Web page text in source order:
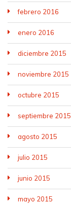
febrero 2016
enero 2016
diciembre 2015
noviembre 2015
octubre 2015
septiembre 2015
agosto 2015
julio 2015
junio 2015
mayo 2015